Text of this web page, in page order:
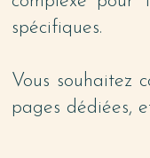
spécifiques.
Vous souhaitez
pages dédiées,